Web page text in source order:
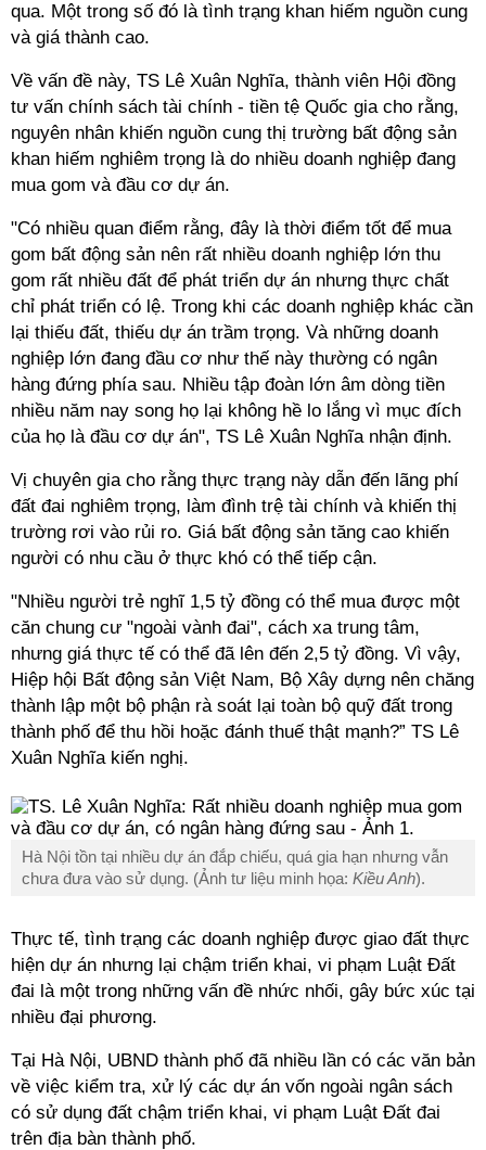
qua. Một trong số đó là tình trạng khan hiếm nguồn cung
và giá thành cao.
Về vấn đề này, TS Lê Xuân Nghĩa, thành viên Hội đồng
tư vấn chính sách tài chính - tiền tệ Quốc gia cho rằng,
nguyên nhân khiến nguồn cung thị trường bất động sản
khan hiếm nghiêm trọng là do nhiều doanh nghiệp đang
mua gom và đầu cơ dự án.
"Có nhiều quan điểm rằng, đây là thời điểm tốt để mua
gom bất động sản nên rất nhiều doanh nghiệp lớn thu
gom rất nhiều đất để phát triển dự án nhưng thực chất
chỉ phát triển có lệ. Trong khi các doanh nghiệp khác cần
lại thiếu đất, thiếu dự án trầm trọng. Và những doanh
nghiệp lớn đang đầu cơ như thế này thường có ngân
hàng đứng phía sau. Nhiều tập đoàn lớn âm dòng tiền
nhiều năm nay song họ lại không hề lo lắng vì mục đích
của họ là đầu cơ dự án", TS Lê Xuân Nghĩa nhận định.
Vị chuyên gia cho rằng thực trạng này dẫn đến lãng phí
đất đai nghiêm trọng, làm đình trệ tài chính và khiến thị
trường rơi vào rủi ro. Giá bất động sản tăng cao khiến
người có nhu cầu ở thực khó có thể tiếp cận.
"Nhiều người trẻ nghĩ 1,5 tỷ đồng có thể mua được một
căn chung cư "ngoài vành đai", cách xa trung tâm,
nhưng giá thực tế có thể đã lên đến 2,5 tỷ đồng. Vì vậy,
Hiệp hội Bất động sản Việt Nam, Bộ Xây dựng nên chăng
thành lập một bộ phận rà soát lại toàn bộ quỹ đất trong
thành phố để thu hồi hoặc đánh thuế thật mạnh?” TS Lê
Xuân Nghĩa kiến nghị.
Hà Nội tồn tại nhiều dự án đắp chiếu, quá gia hạn nhưng vẫn
chưa đưa vào sử dụng. (Ảnh tư liệu minh họa: Kiều Anh).
Thực tế, tình trạng các doanh nghiệp được giao đất thực
hiện dự án nhưng lại chậm triển khai, vi phạm Luật Đất
đai là một trong những vấn đề nhức nhối, gây bức xúc tại
nhiều đại phương.
Tại Hà Nội, UBND thành phố đã nhiều lần có các văn bản
về việc kiểm tra, xử lý các dự án vốn ngoài ngân sách
có sử dụng đất chậm triển khai, vi phạm Luật Đất đai
trên địa bàn thành phố.